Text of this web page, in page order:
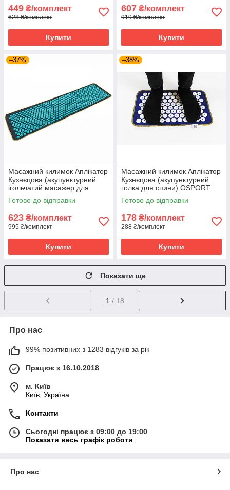
449 ₴/комплект
628 ₴/комплект
Купити
607 ₴/комплект
919 ₴/комплект
Купити
–37%
Масажний килимок Аплікатор
Кузнєцова (акупунктурний
ігольчатий масажер для
спини) OSPORT Lite 145 (apl-
010) Чорно-бірюзовий
Готово до відправки
623 ₴/комплект
995 ₴/комплект
Купити
–38%
Масажний килимок Аплікатор
Кузнєцова (акупунктурний
голка для спини) OSPORT
Lite Mini (apl-018) Синьо-
білий
Готово до відправки
178 ₴/комплект
288 ₴/комплект
Купити
Показати ще
1 / 18
Про нас
99% позитивних з 1283 відгуків за рік
Працює з 16.10.2018
м. Київ
Київ, Україна
Контакти
Сьогодні працює з 09:00 до 19:00
Показати весь графік роботи
Про нас